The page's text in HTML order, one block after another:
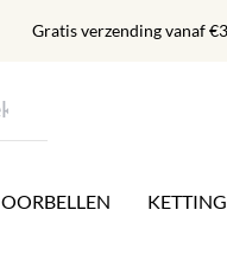
Gratis verzending vanaf
OORBELLEN